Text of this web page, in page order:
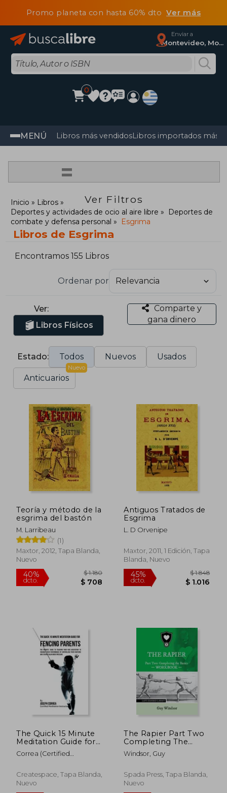
Promo planeta con hasta 60% dtoVer más
Enviar a
Montevideo, Montevideo
0
MENÚ Libros más vendidosLibros importados más
=
Ver Filtros
Inicio
Libros
Deportes y actividades de ocio al aire libre
Deportes de
combate y defensa personal
Esgrima
Libros de Esgrima
Encontramos 155 Libros
Ordenar por
Ver:
Libros Físicos
Comparte y
gana dinero
Estado: Todos Nuevos Usados
Anticuarios
Nuevo
Teoría y método de la
esgrima del bastón
M. Larribeau
(1)
Maxtor, 2012, Tapa Blanda,
Nuevo
40%
dcto.
Antiguos Tratados de
Esgrima
L. D Orvenipe
Maxtor, 2011, 1 Edición, Tapa
Blanda, Nuevo
45%
The Quick 15 Minute
Meditation Guide for
Fencing Parents: The
Parents' Guide to
Meditation to
Enhance Their
Correa (Certified
Createspace, Tapa Blanda,
Nuevo
The Rapier Part Two
Completing The
Basics Workbook:
Left Handed Layout
Windsor, Guy
Spada Press, Tapa Blanda,
Nuevo